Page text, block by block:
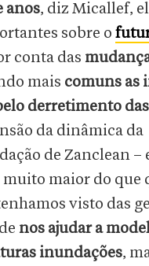
anos, diz Micallef,
sobre o
conta das
mais comuns as
derretimento
da dinâmica da
de Zanclean –
muito maior do que
visto das
nos ajudar a
inundações,